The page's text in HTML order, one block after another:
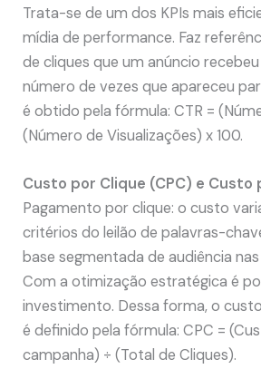
Trata-se de um dos KPIs mais
mídia de performance. Faz
de cliques que um anúncio
número de vezes que apareceu
é obtido pela fórmula: CTR =
(Número de Visualizações) x 100.
Custo por Clique (CPC) e Custo
Pagamento por clique: o custo
critérios do leilão de palavras-
base segmentada de audiência
Com a otimização estratégica é
investimento. Dessa forma, o
é definido pela fórmula: CPC =
campanha) ÷ (Total de Cliques).